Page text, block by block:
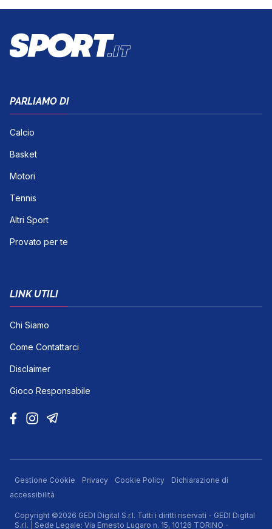
PARLIAMO DI
Calcio
Basket
Motori
Tennis
Altri Sport
Provato per te
LINK UTILI
Chi Siamo
Come Contattarci
Disclaimer
Gioco Responsabile
Gestione Cookie Privacy Cookie Policy
Dichiarazione di
accessibilità
Copyright ©2026 GEDI Digital S.r.l. Tutti i diritti riservati - GEDI Digital
S.r.l. | Sede Legale: Via Ernesto Lugaro n. 15, 10126 TORINO -